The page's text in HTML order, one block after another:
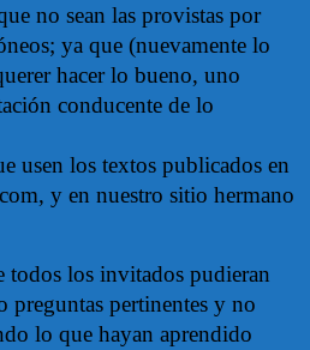
no sean las provistas por
ya que (nuevamente lo
hacer lo bueno, uno
conducente de lo
usen los textos publicados en
y en nuestro sitio hermano
todos los invitados pudieran
preguntas pertinentes y no
lo que hayan aprendido